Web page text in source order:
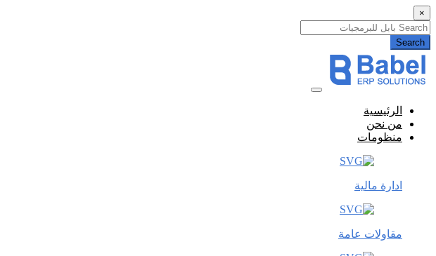
×
Search
الرئيسية
من نحن
منظومات
ادارة مالية
مقاولات عامة